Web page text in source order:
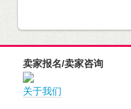
卖家报名/卖家咨询
关于我们